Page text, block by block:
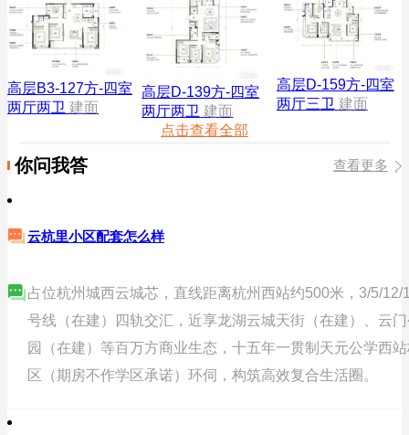
高层B3-127方-四室
两厅两卫 建面
高层D-139方-四室
两厅两卫 建面
高层D-159方-四室
两厅三卫 建面
点击查看全部
你问我答 查看更多
云杭里小区配套怎么样
占位杭州城西云城芯，直线距离杭州西站约500米，3/5/12/
号线（在建）四轨交汇，近享龙湖云城天街（在建）、云
园（在建）等百万方商业生态，十五年一贯制天元公学西
区（期房不作学区承诺）环伺，构筑高效复合生活圈。